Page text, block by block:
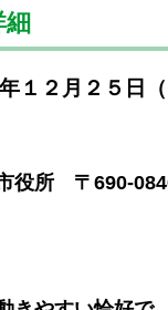
１２月２５日
役所 〒690-